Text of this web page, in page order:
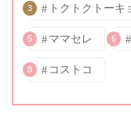
3 トクトクトーキ
5 ママセレ 6
8 コストコ